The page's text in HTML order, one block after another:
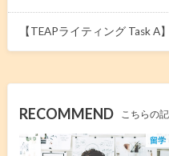
【TEAPライティング Task
RECOMMEND こちらの
留学